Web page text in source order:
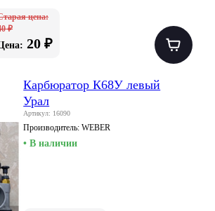
цена:
₽
20 ₽
Карбюратор К68У левый
Урал
Артикул: 16090
Производитель:WEBER
• В наличии